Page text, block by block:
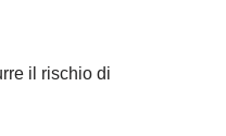
il rischio di